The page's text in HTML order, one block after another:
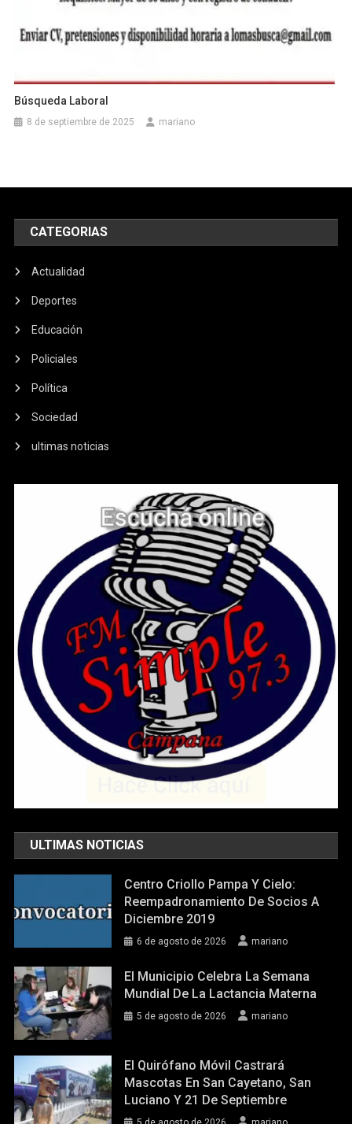
Búsqueda Laboral
8 de septiembre de 2025 mariano
CATEGORIAS
Actualidad
Deportes
Educación
Policiales
Política
Sociedad
ultimas noticias
ULTIMAS NOTICIAS
Centro Criollo Pampa Y Cielo:
Reempadronamiento De Socios A
Diciembre 2019
6 de agosto de 2026 mariano
El Municipio Celebra La Semana
Mundial De La Lactancia Materna
5 de agosto de 2026 mariano
El Quirófano Móvil Castrará
Mascotas En San Cayetano, San
Luciano Y 21 De Septiembre